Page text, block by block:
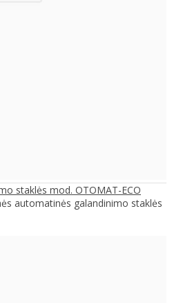
staklės mod. OTOMAT-ECO
automatinės galandinimo staklės